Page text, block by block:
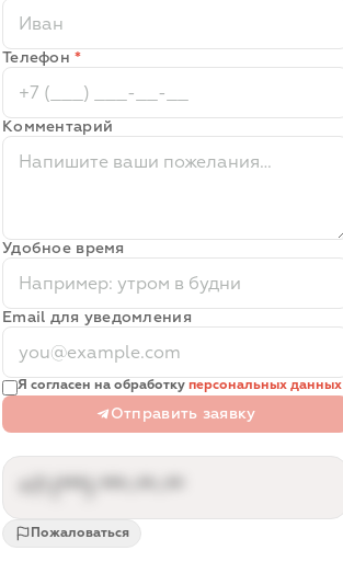
Телефон*
Комментарий
Удобное время
Email для уведомления
Я согласен на обработку персональных данных
Отправить заявку
+7 (***) ***-**-**
Пожаловаться